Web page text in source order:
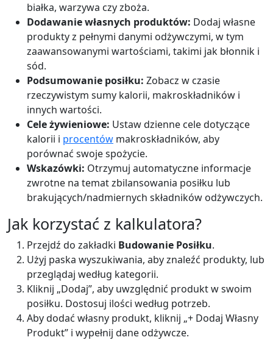
Marchew (gotowana)
35
calories
0.8g
protein
8.2g
carbs
0.2g
fat
g Add
Słodki ziemniak (pieczony) Vegetable
90
calories
2g
protein
20.7g
carbs
0.2g
fat
Per 100g
g Add
Pomidor (surowy)
18 0.9g
protein
3.9g
carbs
0.2g
Per 100g
białka, warzywa czy zboża.
Dodawanie własnych produktów: Dodaj własne
produkty z pełnymi danymi odżywczymi, w tym
zaawansowanymi wartościami, takimi jak błonnik i
sód.
Podsumowanie posiłku: Zobacz w czasie
rzeczywistym sumy kalorii, makroskładników i
innych wartości.
Cele żywieniowe: Ustaw dzienne cele dotyczące
kalorii i procentów makroskładników, aby
porównać swoje spożycie.
Wskazówki: Otrzymuj automatyczne informacje
zwrotne na temat zbilansowania posiłku lub
brakujących/nadmiernych składników odżywczych.
Jak korzystać z kalkulatora?
Przejdź do zakładki Budowanie Posiłku.
Użyj paska wyszukiwania, aby znaleźć produkty, lub
przeglądaj według kategorii.
Kliknij „Dodaj”, aby uwzględnić produkt w swoim
posiłku. Dostosuj ilości według potrzeb.
Aby dodać własny produkt, kliknij „+ Dodaj Własny
Produkt” i wypełnij dane odżywcze.